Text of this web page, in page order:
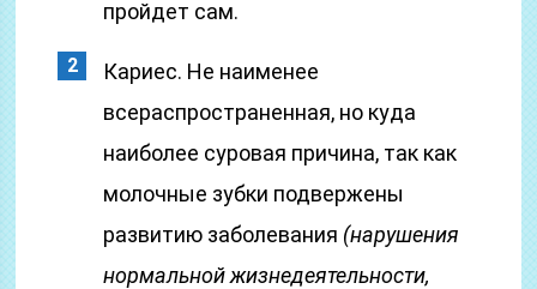
пройдет сам.
Кариес. Не наименее
всераспространенная, но куда
наиболее суровая причина, так как
молочные зубки подвержены
развитию заболевания (нарушения
нормальной жизнедеятельности,